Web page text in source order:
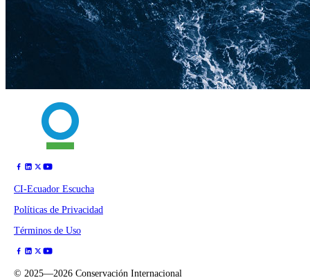
CI-Ecuador Escucha
Políticas de Privacidad
Términos de Uso
© 2025—2026 Conservación Internacional